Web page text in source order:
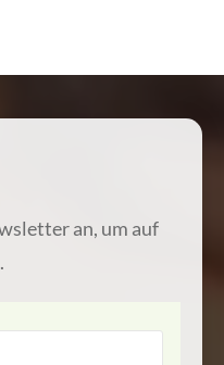
an, um auf